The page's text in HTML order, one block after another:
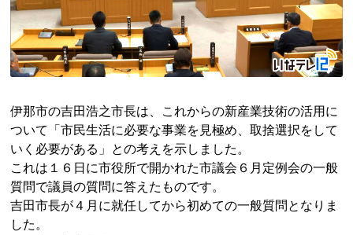
伊那市の吉田浩之市長は、これからの新産業技術の活用に
ついて「市民生活に必要な事業を見極め、取捨選択をして
いく必要がある」との考えを示しました。
これは１６日に市役所で開かれた市議会６月定例会の一般
質問で議員の質問に答えたものです。
吉田市長が４月に就任してから初めての一般質問となりま
した。